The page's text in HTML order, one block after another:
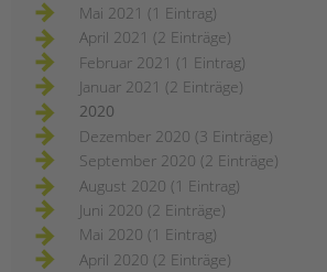
Mai 2021 (1 Eintrag)
April 2021 (2 Einträge)
Februar 2021 (1 Eintrag)
Januar 2021 (2 Einträge)
2020
Dezember 2020 (3 Einträge)
September 2020 (2 Einträge)
August 2020 (1 Eintrag)
Juni 2020 (2 Einträge)
Mai 2020 (1 Eintrag)
April 2020 (2 Einträge)